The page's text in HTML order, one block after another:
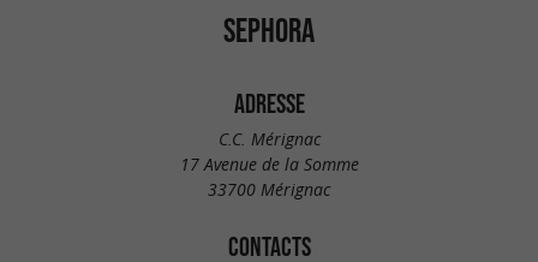
SEPHORA
ADRESSE
C.C. Mérignac
17 Avenue de la Somme
33700 Mérignac
CONTACTS